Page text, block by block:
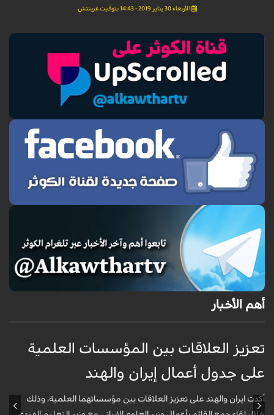
الأربعاء 30 يناير 2019 - 14:43 بتوقيت غرينتش
أهم الأخبار
تعزيز العلاقات بين المؤسسات العلمية
على جدول أعمال إيران والهند
أكدت ايران والهند على تعزيز العلاقات بين مؤسساتهما العلمية، وذلك